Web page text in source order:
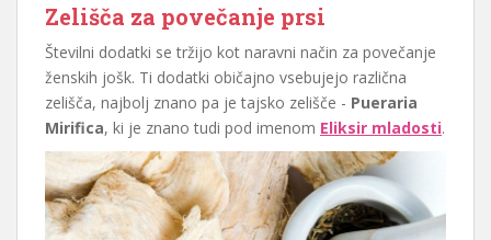
Zelišča za povečanje prsi
Številni dodatki se tržijo kot naravni način za povečanje
ženskih jošk. Ti dodatki običajno vsebujejo različna
zelišča, najbolj znano pa je tajsko zelišče - Pueraria
Mirifica, ki je znano tudi pod imenom Eliksir mladosti.